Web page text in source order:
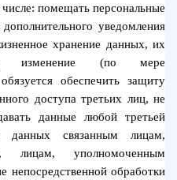
помещать персональные
уведомления
хранение данных, их
изменение (по мере
обеспечить защиту
доступа третьих лиц, не
данные любой третьей
данных связанным лицам,
лицам, уполномоченным
непосредственной обработки